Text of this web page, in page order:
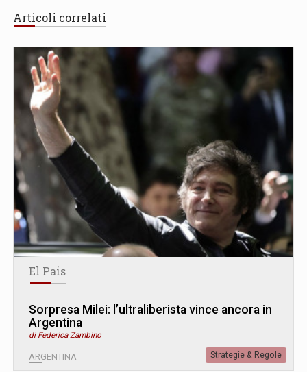
Articoli correlati
El Pais
Sorpresa Milei: l’ultraliberista vince ancora in
Argentina
di Federica Zambino
ARGENTINA Strategie & Regole